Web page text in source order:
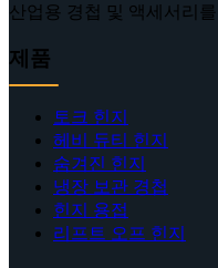
산업용 경첩 및 액세서리
제품
토크 힌지
헤비 듀티 힌지
숨겨진 힌지
냉장 보관 경첩
힌지 용접
리프트 오프 힌지